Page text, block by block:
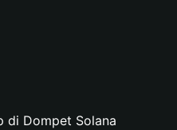
di Dompet Solana